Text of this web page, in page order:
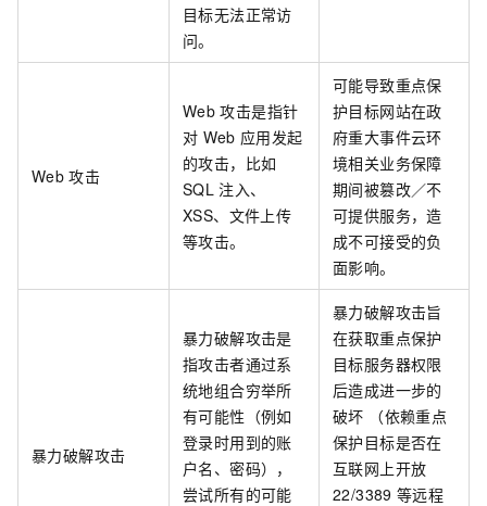
目标无法正常访
问。
Web 攻击
Web 攻击是指针
对 Web 应用发起
的攻击，比如
SQL 注入、
XSS、文件上传
等攻击。
可能导致重点保
护目标网站在政
府重大事件云环
境相关业务保障
期间被篡改／不
可提供服务，造
成不可接受的负
面影响。
暴力破解攻击
暴力破解攻击是
指攻击者通过系
统地组合穷举所
有可能性（例如
登录时用到的账
户名、密码），
尝试所有的可能
暴力破解攻击旨
在获取重点保护
目标服务器权限
后造成进一步的
破坏 （依赖重点
保护目标是否在
互联网上开放
22/3389 等远程